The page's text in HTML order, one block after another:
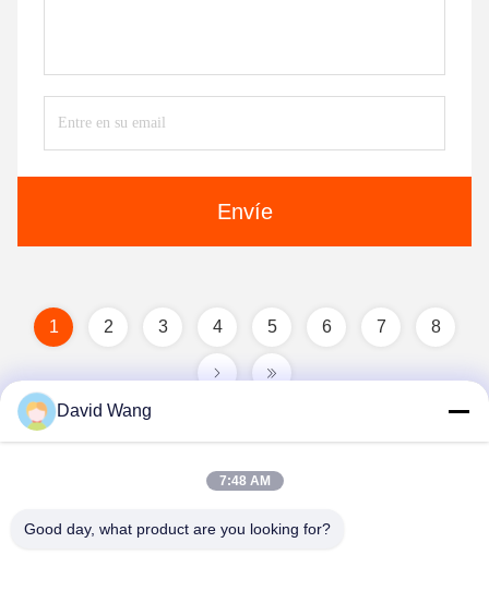
Envíe
1 2 3 4 5 6 7 8
David Wang
7:48 AM
Good day, what product are you looking for?